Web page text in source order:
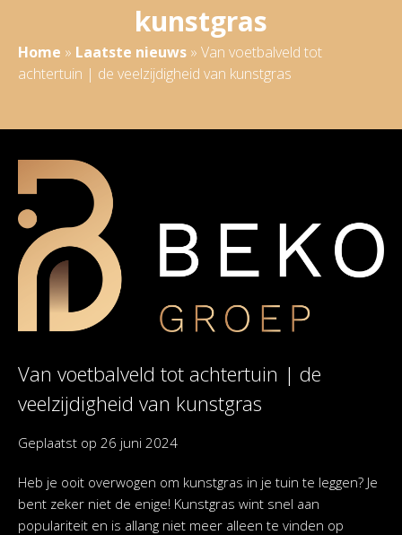
kunstgras
Home » Laatste nieuws » Van voetbalveld tot
achtertuin | de veelzijdigheid van kunstgras
Van voetbalveld tot achtertuin | de
veelzijdigheid van kunstgras
Geplaatst op 26 juni 2024
Heb je ooit overwogen om kunstgras in je tuin te leggen? Je
bent zeker niet de enige! Kunstgras wint snel aan
populariteit en is allang niet meer alleen te vinden op